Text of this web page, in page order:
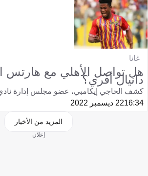
غانا
هل تواصل الأهلي مع هارتس
دانيال أفري؟
كشف الحاجي إيكامبي، عضو مجلس إدارة
16:3422 ديسمبر 2022
المزيد من الأخبار
إعلان